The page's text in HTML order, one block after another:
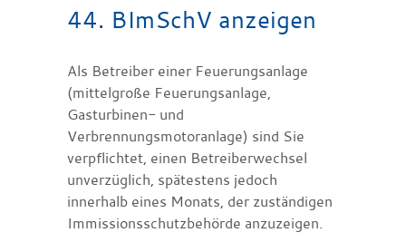
44. BImSchV anzeigen
Als Betreiber einer Feuerungsanlage
(mittelgroße Feuerungsanlage,
Gasturbinen- und
Verbrennungsmotoranlage) sind Sie
verpflichtet, einen Betreiberwechsel
unverzüglich, spätestens jedoch
innerhalb eines Monats, der zuständigen
Immissionsschutzbehörde anzuzeigen.